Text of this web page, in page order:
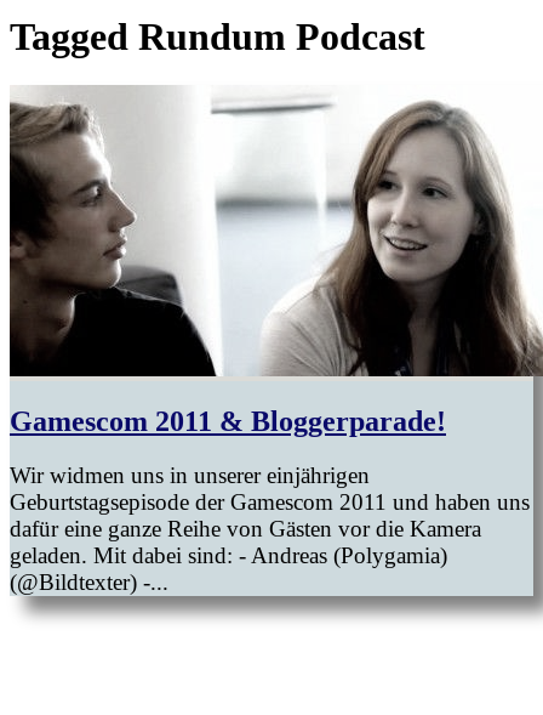
Tagged Rundum Podcast
Gamescom 2011 & Bloggerparade!
Wir widmen uns in unserer einjährigen
Geburtstagsepisode der Gamescom 2011 und haben uns
dafür eine ganze Reihe von Gästen vor die Kamera
geladen. Mit dabei sind: - Andreas (Polygamia)
(@Bildtexter) -...